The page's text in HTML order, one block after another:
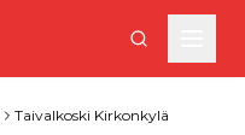
Taivalkoski Kirkonkylä